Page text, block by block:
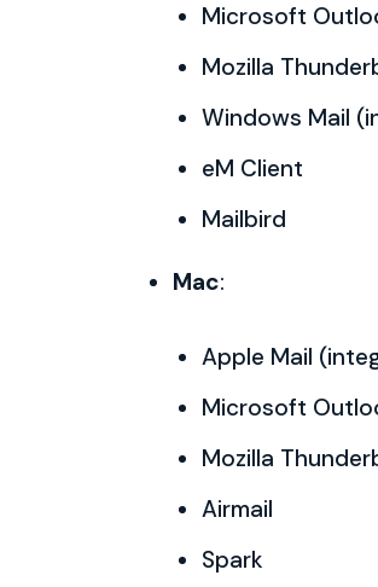
Microsoft
Mozilla
Windows Mail
eM Client
Mailbird
Mac:
Apple Mail
Microsoft
Mozilla
Airmail
Spark